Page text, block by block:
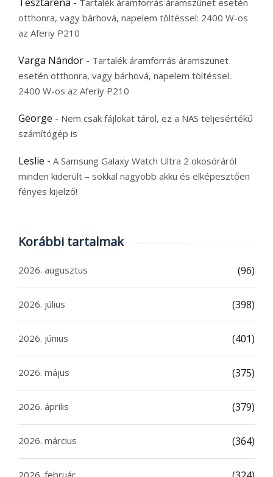
Tartalék áramforrás áramszünet esetén
otthonra, vagy bárhová, napelem töltéssel: 2400 W-os
az Aferiy P210
Varga Nándor - Tartalék áramforrás áramszünet
esetén otthonra, vagy bárhová, napelem töltéssel:
2400 W-os az Aferiy P210
George - Nem csak fájlokat tárol, ez a NAS teljesértékű
számítógép is
Leslie - A Samsung Galaxy Watch Ultra 2 okosóráról
minden kiderült – sokkal nagyobb akku és elképesztően
fényes kijelző!
Korábbi tartalmak
2026. augusztus (96)
2026. július (398)
2026. június (401)
2026. május (375)
2026. április (379)
2026. március (364)